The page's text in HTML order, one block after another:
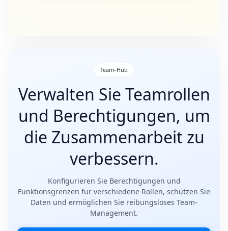
Team-Hub
Verwalten Sie Teamrollen
und Berechtigungen, um
die Zusammenarbeit zu
verbessern.
Konfigurieren Sie Berechtigungen und
Funktionsgrenzen für verschiedene Rollen, schützen Sie
Daten und ermöglichen Sie reibungsloses Team-
Management.